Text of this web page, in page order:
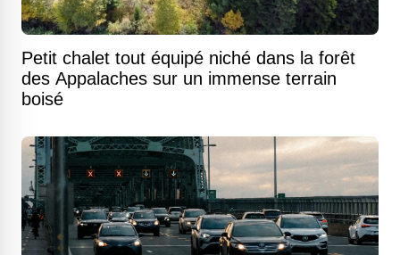
Petit chalet tout équipé niché dans la forêt
des Appalaches sur un immense terrain
boisé